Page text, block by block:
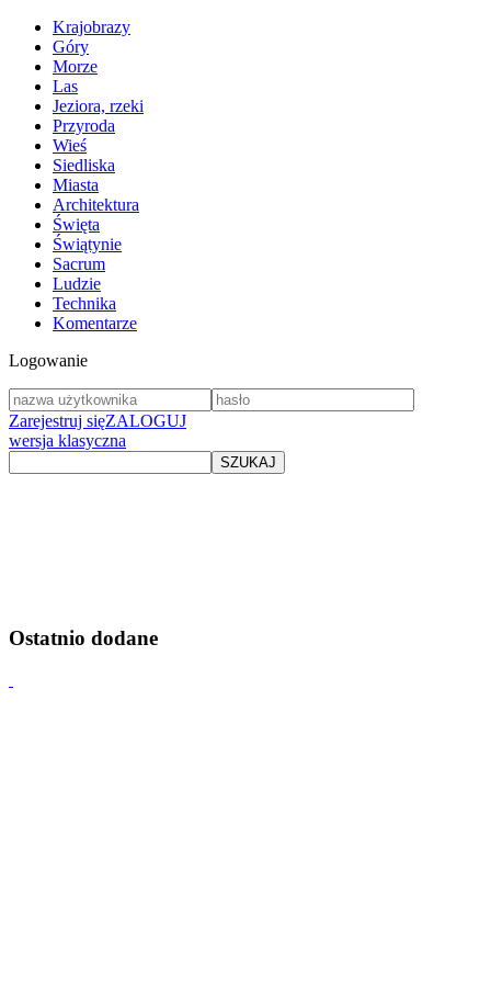
Krajobrazy
Góry
Morze
Las
Jeziora, rzeki
Przyroda
Wieś
Siedliska
Miasta
Architektura
Święta
Świątynie
Sacrum
Ludzie
Technika
Komentarze
Logowanie
Zarejestruj sięZALOGUJ
wersja klasyczna
Ostatnio dodane